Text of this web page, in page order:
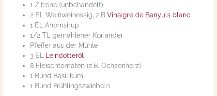
1 Zitrone (unbehandelt)
2 EL Weißweinessig, z.BVinaigre de Banyuls blanc
1 EL Ahornsirup
1/2 TL gemahlener Koriander
Pfeffer aus der Mühle
3 EL
Leindotteröl
8 Fleischtomaten (z.B. Ochsenherz)
1 Bund Basilikum
1 Bund Frühlingszwiebeln